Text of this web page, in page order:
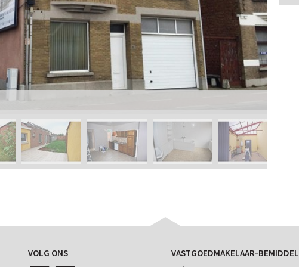
VOLG ONS VASTGOEDMAKELAAR-